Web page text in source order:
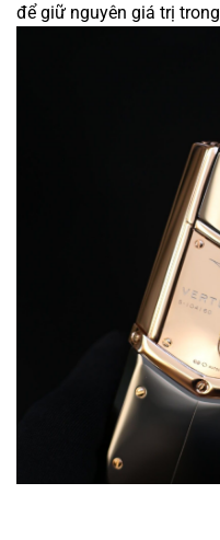
để giữ nguyên giá trị trong